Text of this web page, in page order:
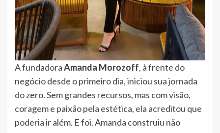
A fundadoraAmanda Morozoff, à frente do
negócio desde o primeiro dia, iniciou sua jornada
do zero. Sem grandes recursos, mas com visão,
coragem e paixão pela estética, ela acreditou que
poderia ir além. E foi. Amanda construiu não